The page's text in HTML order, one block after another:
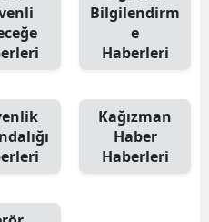
Trabzon
Tunceli
Şanlıurfa
Bilgilendirm
e
Haberleri
Kağızman
Haber
Haberleri